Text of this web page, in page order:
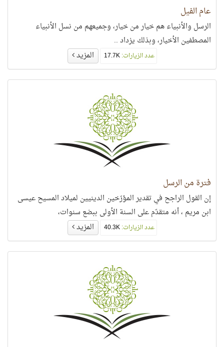
عام الفيل
الرسل والأنبياء هم خيار من خيار، وجميعهم من نسل الأنبياء
المصطفين الأخيار، وبذلك يزداد ..
عدد الزيارات:17.7K المزيد
فترة من الرسل
إن القول الراجح في تقدير المؤرّخين الدينيين لميلاد المسيح عيسى
ابن مريم ، أنه متقدّم على السنة الأولى ببضع سنوات،
عدد الزيارات:40.3K المزيد